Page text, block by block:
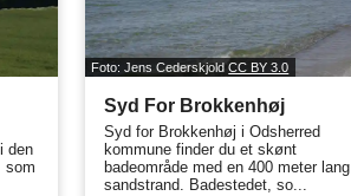
den
som
Foto: Jens CederskjoldCC BY 3.0
Syd For Brokkenhøj
Syd for Brokkenhøj i Odsherred
kommune finder du et skønt
badeområde med en 400 meter lang
sandstrand. Badestedet, so...